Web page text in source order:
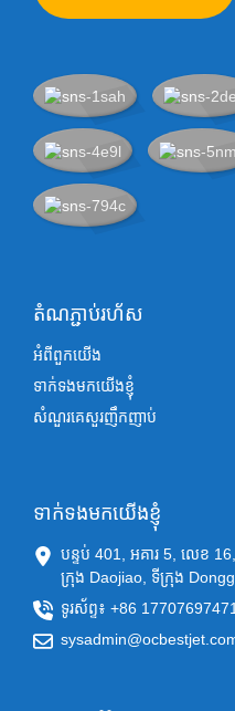
តំណភ្ជាប់រហ័ស
អំពីពួកយើង
ទាក់ទងមកយើងខ្ញុំ
សំណួរគេសួរញឹកញាប់
ទាក់ទងមកយើងខ្ញុំ
បន្ទប់ 401, អគារ 5, លេខ
ក្រុង Daojiao, ទីក្រុង
ទូរស័ព្ទ៖ +86